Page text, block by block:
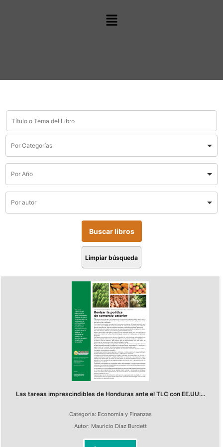
Limpiar búsqueda
Las tareas imprescindibles de Honduras ante el TLC con EE.UU:...
Categoría: Economía y Finanzas
Autor: Mauricio Díaz Burdett